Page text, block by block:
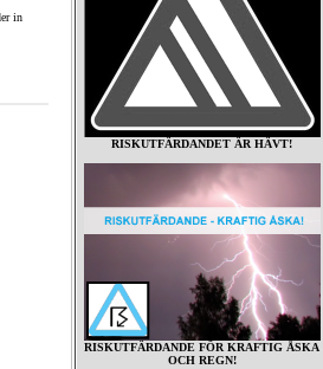
in
RISKUTFÄRDANDET ÄR HÄVT!
RISKUTFÄRDANDE FÖR KRAFTIG ÅSKA
OCH REGN!